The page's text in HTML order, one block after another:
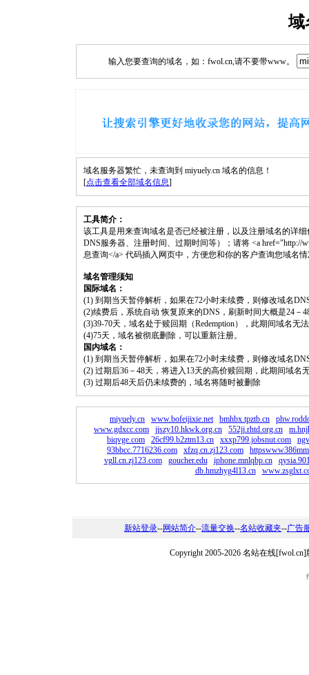
域
输入您要查询的域名，如：fwol.cn,请不要带www。
域名服务器繁忙，未查询到 miyuely.cn 域名的信息！
[点击查看全部域名信息]
工具简介：
该工具是用来查询域名是否已经被注册，以及注册域名的详
DNS服务器、注册时间、过期时间等）；请将 <a href="http://
息查询</a> 代码插入网页中，方便您和你的客户查询您域名
域名管理须知
国际域名：
(1) 到期当天暂停解析，如果在72小时未续费，则修改域名
(2)续费后，系统自动 恢复原来的DNS，刷新时间大概是24－
(3)39-70天，域名处于赎回期（Redemption），此期间域名无
(4)75天，域名被彻底删除，可以重新注册。
国内域名：
(1) 到期当天暂停解析，如果在72小时未续费，则修改域名
(2) 过期后36－48天，将进入13天的高价赎回期，此期间域名
(3) 过期后48天后仍未续费的，域名将随时被删除
miyuely.cn www.bofeijixie.net bmhbx.tpztb.cn
www.gdxcc.com
jjszy10.hkwk.org.cn 552jj.rhtd.org.cn
biqvge.com
26cf99.b2ztm13.cn xxxp799.jobsnut.com
93bbcc.7716236.com
xfzq.cn.zj123.com
vgll.cn.zj123.com
goucher.edu iphone.mnlqbp.cn
db.hmzhyg4l13.cn
新站登录--网站简介--流量交换--名站收藏夹--广告
Copyright 2005-2026 名站在线